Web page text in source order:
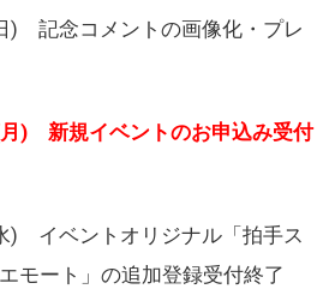
) 記念コメントの画像化・プレ
) 新規イベントのお申込み受付
) イベントオリジナル「拍手ス
モート」の追加登録受付終了